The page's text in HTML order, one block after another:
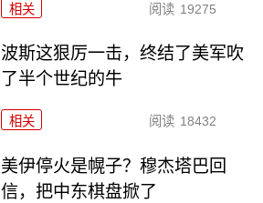
相关 阅读 19275
波斯这狠厉一击，终结了美军吹
了半个世纪的牛
相关 阅读 18432
美伊停火是幌子？穆杰塔巴回
信，把中东棋盘掀了